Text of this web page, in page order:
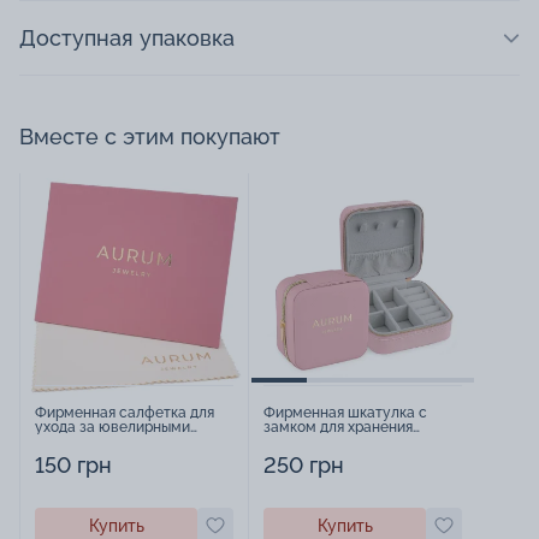
Доступная упаковка
Вместе с этим покупают
Фирменная салфетка для
ухода за ювелирными
150 грн
Купить
Фирменная шкатулка с
замком для хранения
250 грн
Купить